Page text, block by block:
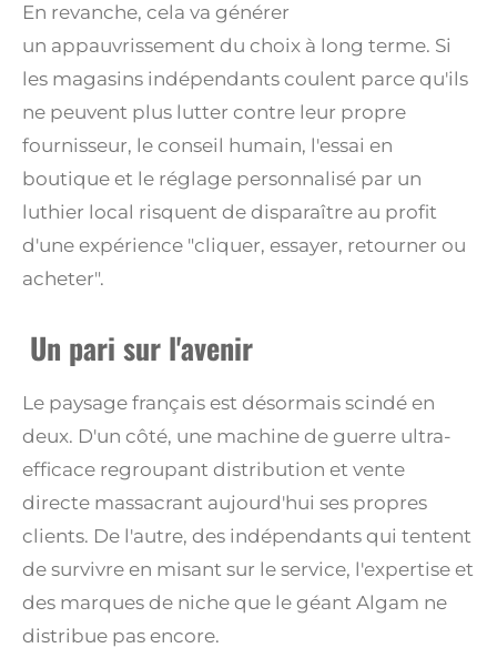
En revanche, cela va générer
un appauvrissement du choix à long terme. Si
les magasins indépendants coulent parce qu'ils
ne peuvent plus lutter contre leur propre
fournisseur, le conseil humain, l'essai en
boutique et le réglage personnalisé par un
luthier local risquent de disparaître au profit
d'une expérience "cliquer, essayer, retourner ou
acheter".
Un pari sur l'avenir
Le paysage français est désormais scindé en
deux. D'un côté, une machine de guerre ultra-
efficace regroupant distribution et vente
directe massacrant aujourd'hui ses propres
clients. De l'autre, des indépendants qui tentent
de survivre en misant sur le service, l'expertise et
des marques de niche que le géant Algam ne
distribue pas encore.